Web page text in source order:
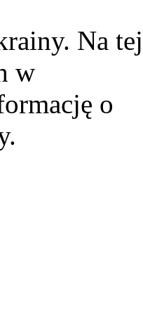
Na tej
w
o